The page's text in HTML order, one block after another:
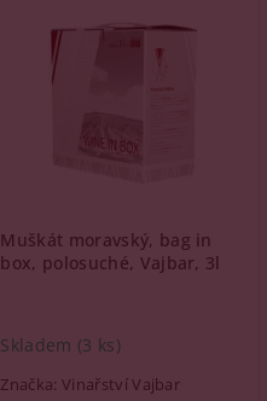
Muškát moravský, bag in
box, polosuché, Vajbar, 3l
Skladem (3 ks)
Značka: Vinařství Vajbar